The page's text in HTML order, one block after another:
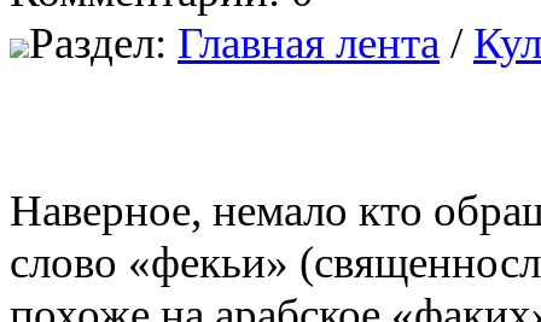
Раздел: Главная лента /
Наверное, немало кто
слово «фекьи»